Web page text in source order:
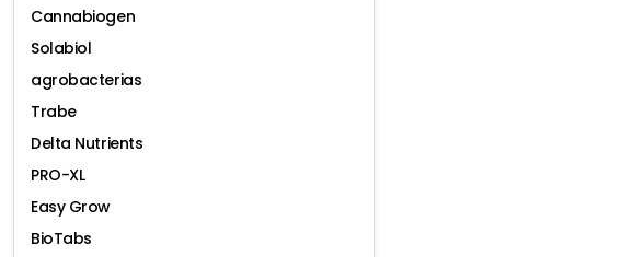
Cannabiogen
Solabiol
agrobacterias
Trabe
Delta Nutrients
PRO-XL
Easy Grow
BioTabs